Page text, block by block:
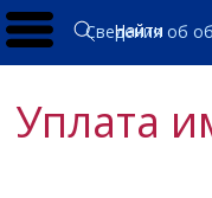
Найти
Сведения об
Уплата